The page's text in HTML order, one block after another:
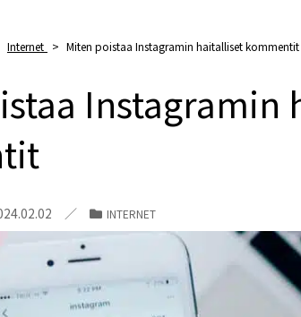
Internet > Miten poistaa Instagramin haitalliset kommentit
Instagramin
INTERNET